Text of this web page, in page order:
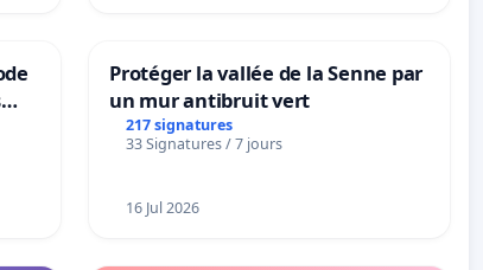
Protéger la vallée de la Senne par
un mur antibruit vert
217 signatures
33 Signatures / 7 jours
16 Jul 2026